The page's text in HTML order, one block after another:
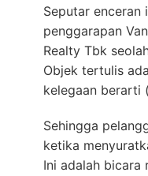
Seputar enceran
penggarapan
Realty Tbk
Objek tertulis
kelegaan berarti
Sehingga
ketika
Ini adalah bicara